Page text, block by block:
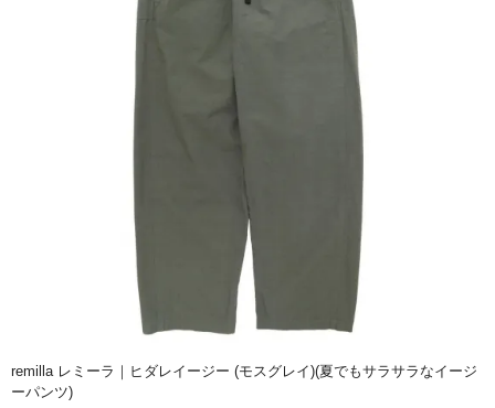
remilla レミーラ｜ヒダレイージー (モスグレイ)(夏でもサラサラなイージ
ーパンツ)